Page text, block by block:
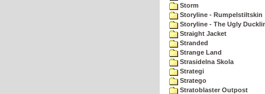
Storm
Storyline - Rumpelstiltskin
Storyline - The Ugly
Straight Jacket
Stranded
Strange Land
Strasidelna Skola
Strategi
Stratego
Stratoblaster Outpost